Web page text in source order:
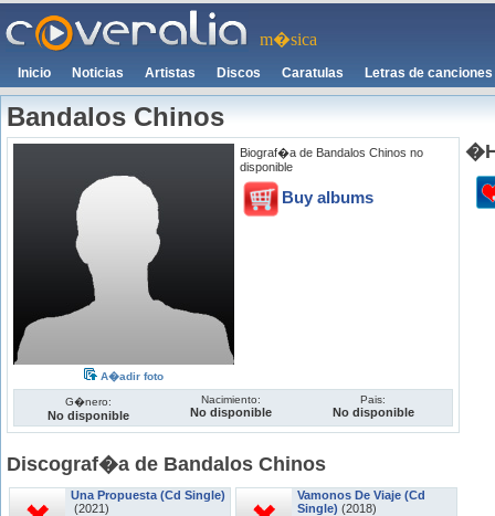
m�sica
Inicio Noticias Artistas Discos Caratulas Letras de canciones
Bandalos Chinos
A�adir foto
Biograf�a de Bandalos Chinos no
disponible
Buy albums
G�nero:
No disponible
Nacimiento:
No disponible
Pais:
No disponible
Discograf�a de Bandalos Chinos
Una Propuesta (Cd Single)
(2021)
Vamonos De Viaje (Cd
Single) (2018)